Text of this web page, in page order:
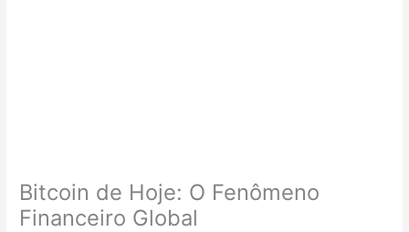
Bitcoin de Hoje: O Fenômeno
Financeiro Global